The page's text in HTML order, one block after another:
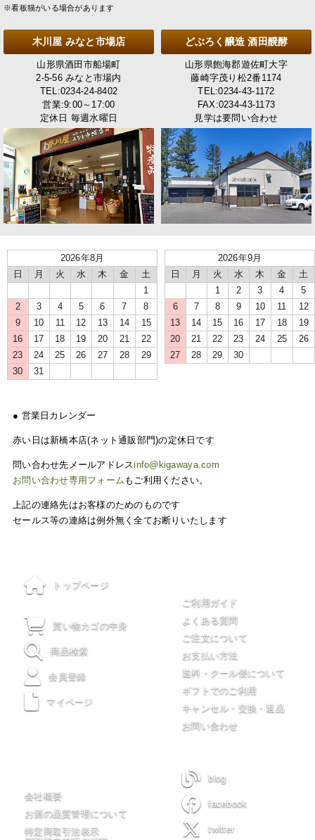
※看板猫がいる場合があります
木川屋 みなと市場店
山形県酒田市船場町
2-5-56 みなと市場内
TEL:0234-24-8402
営業:9:00～17:00
定休日 毎週水曜日
どぶろく醸造 酒田醗酵
山形県飽海郡遊佐町大字
藤崎字茂り松2番1174
TEL:0234-43-1172
FAX:0234-43-1173
見学は要問い合わせ
2026年8月
日
月 火 水 木 金
土
1
2
3 4 5 6 7
8
9
10 11 12 13 14
15
16
17 18 19 20 21
22
23
24 25 26 27 28
29
30
31
2026年9月
日
月 火 水 木 金
土
1
2 3 4
5
6
7 8 9 10 11
12
13
14 15 16 17 18
19
20
21 22 23 24 25
26
27
28 29 30
● 営業日カレンダー
赤い日は新橋本店(ネット通販部門)の定休日です
問い合わせ先メールアドレスinfo@kigawaya.com
お問い合わせ専用フォーム もご利用ください。
上記の連絡先はお客様のためのものです
セールス等の連絡は例外無く全てお断りいたします
トップページ
買い物カゴの中身
商品検索
会員登録
マイページ
ご利用ガイド
よくある質問
ご注文について
お支払い方法
送料・クール便について
ギフトでのご利用
キャンセル・交換・返品
お問い合わせ
会社概要
お酒の品質管理について
特定商取引法表示
blog
facebook
twitter